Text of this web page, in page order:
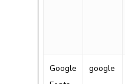
Google
google